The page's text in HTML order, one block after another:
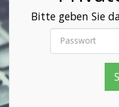
Bitte geben Sie